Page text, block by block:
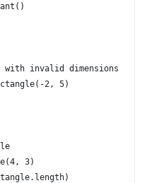
with invalid dimensions
2, 5)
3)